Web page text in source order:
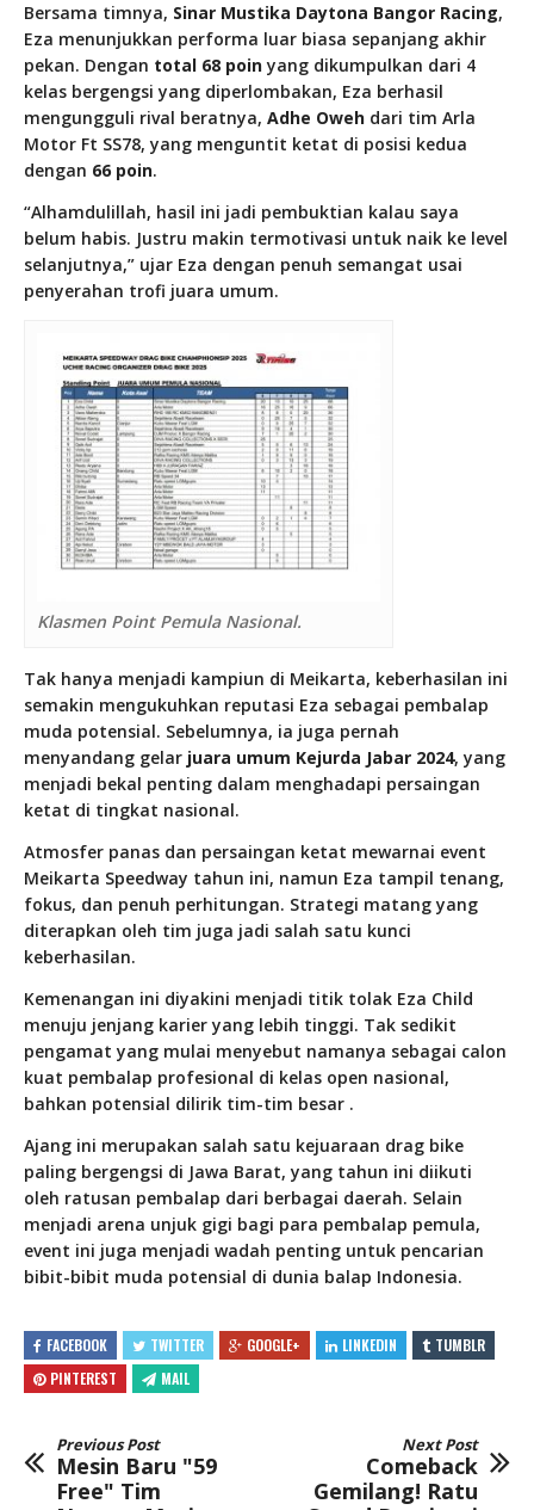
Bersama timnya, Sinar Mustika Daytona Bangor Racing,
Eza menunjukkan performa luar biasa sepanjang akhir
pekan. Dengan total 68 poinyang dikumpulkan dari 4
kelas bergengsi yang diperlombakan, Eza berhasil
mengungguli rival beratnya, Adhe Oweh dari tim Arla
Motor Ft SS78, yang menguntit ketat di posisi kedua
dengan 66 poin.
“Alhamdulillah, hasil ini jadi pembuktian kalau saya
belum habis. Justru makin termotivasi untuk naik ke level
selanjutnya,” ujar Eza dengan penuh semangat usai
penyerahan trofi juara umum.
Klasmen Point Pemula Nasional.
Tak hanya menjadi kampiun di Meikarta, keberhasilan ini
semakin mengukuhkan reputasi Eza sebagai pembalap
muda potensial. Sebelumnya, ia juga pernah
menyandang gelar juara umum Kejurda Jabar 2024, yang
menjadi bekal penting dalam menghadapi persaingan
ketat di tingkat nasional.
Atmosfer panas dan persaingan ketat mewarnai event
Meikarta Speedway tahun ini, namun Eza tampil tenang,
fokus, dan penuh perhitungan. Strategi matang yang
diterapkan oleh tim juga jadi salah satu kunci
keberhasilan.
Kemenangan ini diyakini menjadi titik tolak Eza Child
menuju jenjang karier yang lebih tinggi. Tak sedikit
pengamat yang mulai menyebut namanya sebagai calon
kuat pembalap profesional di kelas open nasional,
bahkan potensial dilirik tim-tim besar .
Ajang ini merupakan salah satu kejuaraan drag bike
paling bergengsi di Jawa Barat, yang tahun ini diikuti
oleh ratusan pembalap dari berbagai daerah. Selain
menjadi arena unjuk gigi bagi para pembalap pemula,
event ini juga menjadi wadah penting untuk pencarian
bibit-bibit muda potensial di dunia balap Indonesia.
FACEBOOK TWITTER GOOGLE+ LINKEDIN
TUMBLR
PINTEREST
MAIL
Previous Post
Mesin Baru "59
Free" Tim
Next Post
Comeback
Gemilang! Ratu